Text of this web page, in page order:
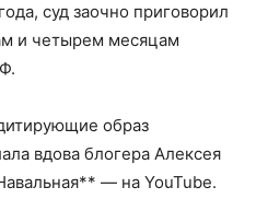
суд заочно приговорил
и четырем месяцам
образ
вдова блогера Алексея
— на YouTube.